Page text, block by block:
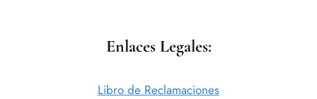
Enlaces Legales:
Libro de Reclamaciones